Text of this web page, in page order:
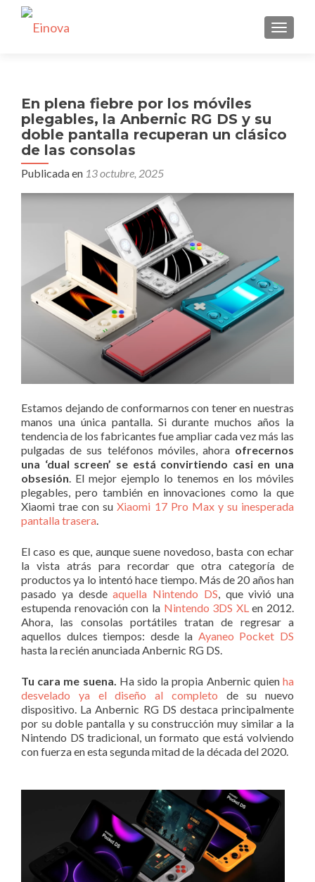
En plena fiebre por los móviles
plegables, la Anbernic RG DS y su
doble pantalla recuperan un clásico
de las consolas
Publicada en 13 octubre, 2025
Estamos dejando de conformarnos con tener en nuestras
manos una única pantalla. Si durante muchos años la
tendencia de los fabricantes fue ampliar cada vez más las
pulgadas de sus teléfonos móviles, ahora ofrecernos
una ‘dual screen’ se está convirtiendo casi en una
obsesión . El mejor ejemplo lo tenemos en los móviles
plegables, pero también en innovaciones como la que
Xiaomi trae con suXiaomi 17 Pro Max y su inesperada
pantalla trasera
El caso es que, aunque suene novedoso, basta con echar
la vista atrás para recordar que otra categoría de
productos ya lo intentó hace tiempo. Más de 20 años han
pasado ya desdeaquella Nintendo DS , que vivió una
estupenda renovación con la Nintendo 3DS XL en 2012.
Ahora, las consolas portátiles tratan de regresar a
aquellos dulces tiempos: desde la Ayaneo Pocket DS
hasta la recién anunciada Anbernic RG DS.
Tu cara me suena. Ha sido la propia Anbernic quienha
desvelado ya el diseño al completo de su nuevo
dispositivo. La Anbernic RG DS destaca principalmente
por su doble pantalla y su construcción muy similar a la
Nintendo DS tradicional, un formato que está volviendo
con fuerza en esta segunda mitad de la década del 2020.